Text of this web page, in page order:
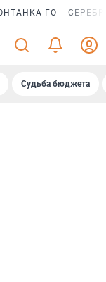
ГО
Судьба бюджета